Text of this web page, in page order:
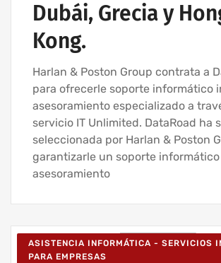
Dubái, Grecia y
Kong.
Harlan & Poston Group contrata a
para ofrecerle soporte informático
asesoramiento especializado a
servicio IT Unlimited. DataRoad ha
seleccionada por Harlan & Poston
garantizarle un soporte
asesoramiento
ASISTENCIA INFORMÁTICA - SERVICIOS
PARA EMPRESAS